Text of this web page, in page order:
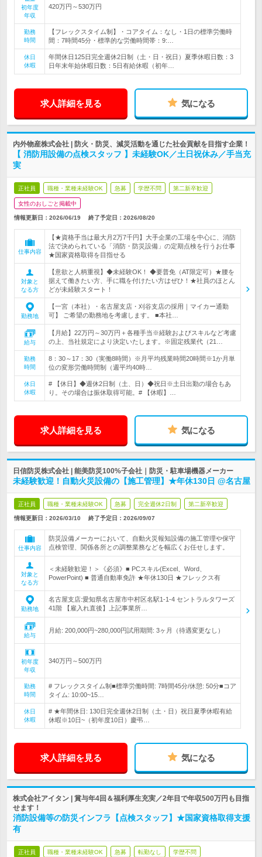
初年度
年収
420万円～530万円
勤務
時間
【フレックスタイム制】・コアタイム：なし・1日の標準労働時
間：7時間45分・標準的な労働時間帯：9:…
休日
休暇
年間休日125日完全週休2日制（土・日・祝日）夏季休暇日数：3
日年末年始休暇日数：5日有給休暇（初年…
求人詳細を見る 気になる
内外物産株式会社 | 防火・防災、減災活動を通じた社会貢献を目指す企業！
【 消防用設備の点検スタッフ 】未経験OK／土日祝休み／手当充
実
正社員 職種・業種未経験OK 急募 学歴不問 第二新卒歓迎
女性のおしごと掲載中
情報更新日：2026/06/19 終了予定日： 2026/08/20
仕事内容
【★資格手当は最大月2万7千円】大手企業の工場を中心に、消防
法で決められている「消防・防災設備」の定期点検を行うお仕事
★国家資格取得を目指せる
対象と
なる方
【意欲と人柄重視】◆未経験OK！ ◆要普免（AT限定可）★腰を
据えて働きたい方、手に職を付けたい方はぜひ！★社員のほとん
どが未経験スタート！
勤務地
【一宮（本社）・名古屋支店・刈谷支店の採用｜マイカー通勤
可】 ご希望の勤務地を考慮します。 ■本社…
給与
【月給】22万円～30万円＋各種手当※経験およびスキルなど考慮
の上、当社規定により決定いたします。※固定残業代（21…
勤務
時間
8：30～17：30（実働8時間）※月平均残業時間20時間※1か月単
位の変形労働時間制（週平均40時…
休日
休暇
# 【休日】◆週休2日制（土、日）◆祝日※土日出勤の場合もあ
り。その場合は振休取得可能。# 【休暇】…
求人詳細を見る 気になる
日信防災株式会社 | 能美防災100%子会社｜防災・駐車場機器メーカー
未経験歓迎！自動火災設備の【施工管理】★年休130日 @名古屋
正社員 職種・業種未経験OK 急募 完全週休2日制 第二新卒歓迎
情報更新日：2026/03/10 終了予定日： 2026/09/07
仕事内容
防災設備メーカーにおいて、自動火災報知設備の施工管理や保守
点検管理、関係各所との調整業務などを幅広くお任せします。
対象と
なる方
＜未経験歓迎！＞《必須》■ PCスキル(Excel、Word、
PowerPoint) ■ 普通自動車免許 ★年休130日 ★フレックス有
勤務地
名古屋支店:愛知県名古屋市中村区名駅1-1-4 セントラルタワーズ
41階 【雇入れ直後】上記事業所…
給与
月給: 200,000円~280,000円試用期間: 3ヶ月（待遇変更なし）
初年度
年収
340万円～500万円
勤務
時間
# フレックスタイム制■標準労働時間: 7時間45分/休憩: 50分■コア
タイム: 10:00~15…
休日
休暇
# ★年間休日: 130日完全週休2日制（土・日）祝日夏季休暇有給
休暇※10日~（初年度10日）慶弔…
求人詳細を見る 気になる
株式会社アイタン | 賞与年4回＆福利厚生充実／2年目で年収500万円も目指
せます！
消防設備等の防災インフラ【点検スタッフ】★国家資格取得支援
有
正社員 職種・業種未経験OK 急募 転勤なし 学歴不問